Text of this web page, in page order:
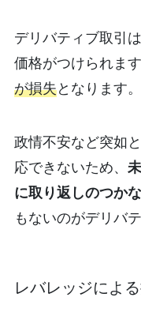
デリバティブ取引
価格がつけられます
が損失となります。
政情不安など突如
応できないため、
に取り返しのつか
もないのがデリバ
レバレッジによ